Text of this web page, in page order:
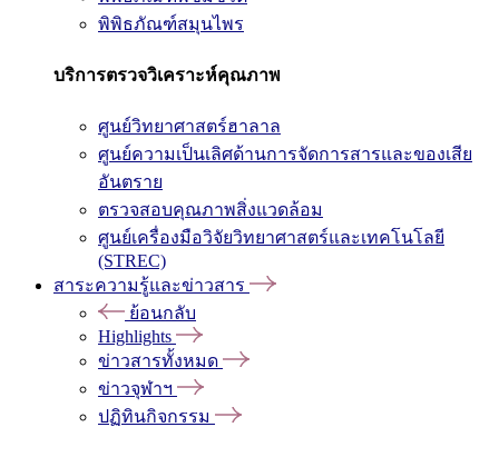
พิพิธภัณฑ์สมุนไพร
บริการตรวจวิเคราะห์คุณภาพ
ศูนย์วิทยาศาสตร์ฮาลาล
ศูนย์ความเป็นเลิศด้านการจัดการสารและของเสีย
อันตราย
ตรวจสอบคุณภาพสิ่งแวดล้อม
ศูนย์เครื่องมือวิจัยวิทยาศาสตร์และเทคโนโลยี
(STREC)
สาระความรู้และข่าวสาร
ย้อนกลับ
Highlights
ข่าวสารทั้งหมด
ข่าวจุฬาฯ
ปฏิทินกิจกรรม